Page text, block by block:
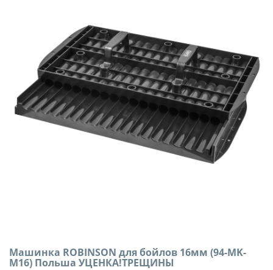
Машинка ROBINSON для бойлов 16мм (94-MK-
M16) Польша УЦЕНКА!ТРЕЩИНЫ